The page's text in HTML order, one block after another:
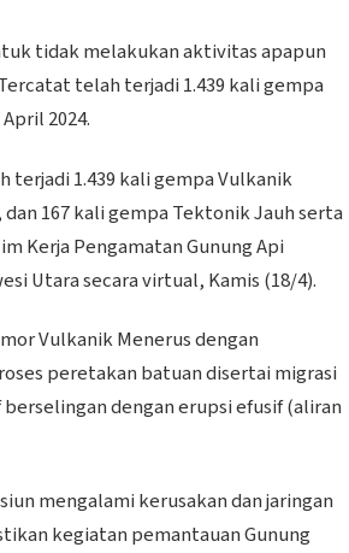
tidak melakukan aktivitas apapun
telah terjadi 1.439 kali gempa
2024.
terjadi 1.439 kali gempa Vulkanik
167 kali gempa Tektonik Jauh serta
Kerja Pengamatan Gunung Api
Utara secara virtual, Kamis (18/4).
Vulkanik Menerus dengan
peretakan batuan disertai migrasi
dengan erupsi efusif (aliran
mengalami kerusakan dan jaringan
kegiatan pemantauan Gunung